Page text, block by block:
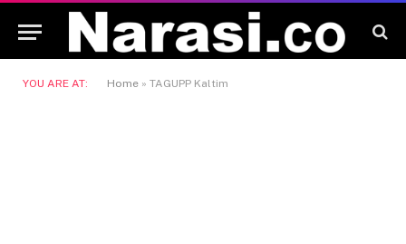
YOU ARE AT: Home » TAGUPP Kaltim